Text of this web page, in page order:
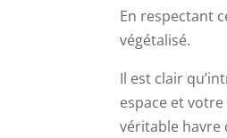
En respectant
végétalisé.
Il est clair
espace et
véritable havre